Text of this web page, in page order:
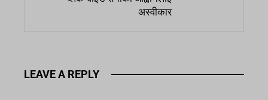
अस्वीकार
LEAVE A REPLY